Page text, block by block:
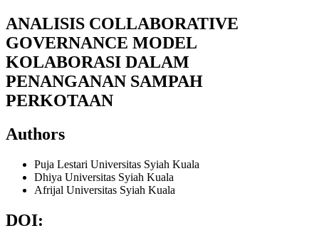
ANALISIS COLLABORATIVE
GOVERNANCE MODEL
KOLABORASI DALAM
PENANGANAN SAMPAH
PERKOTAAN
Authors
Puja Lestari Universitas Syiah Kuala
Dhiya Universitas Syiah Kuala
Afrijal Universitas Syiah Kuala
DOI: